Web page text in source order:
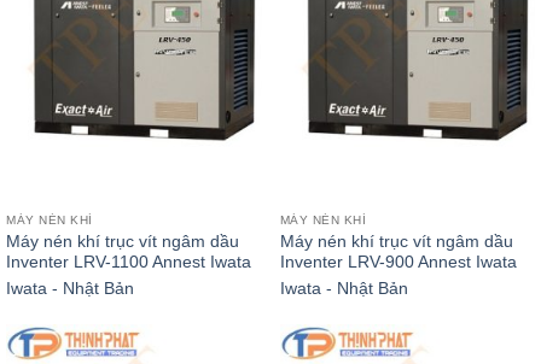
MÁY NÉN KHÍ
Máy nén khí trục vít ngâm dầu
Inventer LRV-1100 Annest Iwata
Iwata - Nhật Bản
MÁY NÉN KHÍ
Máy nén khí trục vít ngâm dầu
Inventer LRV-900 Annest Iwata
Iwata - Nhật Bản